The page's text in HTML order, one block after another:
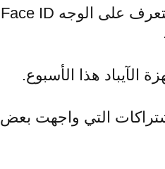
وبشكل خاص في حالة إستخدام تقنية Touch ID لإستشعار البصمة أو تقنية التعرف على الوجه Face ID
الآيباد هذا الأسبوع.
التي واجهت بعض